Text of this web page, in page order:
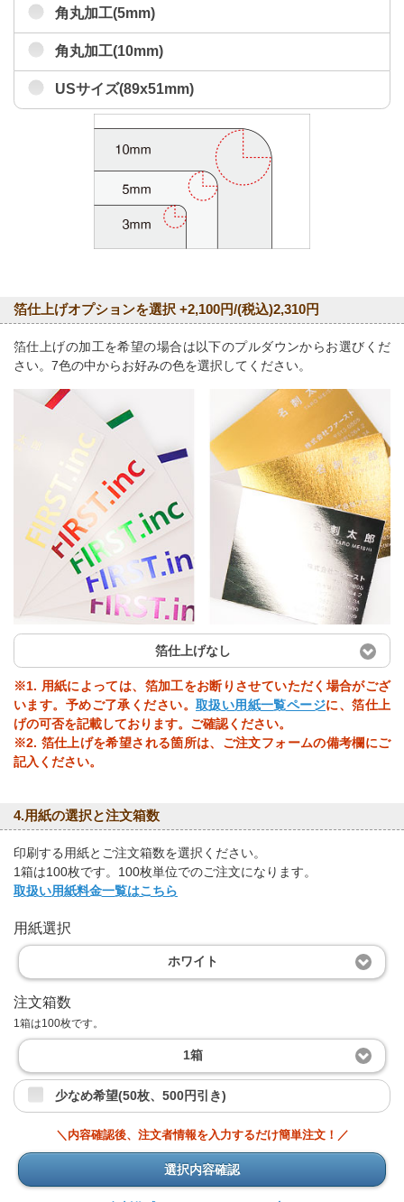
角丸加工(5mm)
角丸加工(10mm)
USサイズ(89x51mm)
箔仕上げオプションを選択 +2,100円/(税込)2,310円
箔仕上げの加工を希望の場合は以下のプルダウンからお選びくだ
さい。7色の中からお好みの色を選択してください。
箔仕上げなし
※1. 用紙によっては、箔加工をお断りさせていただく場合がござ
います。予めご了承ください。 取扱い用紙一覧ページに、箔仕上
げの可否を記載しております。ご確認ください。
※2. 箔仕上げを希望される箇所は、ご注文フォームの備考欄にご
記入ください。
4.用紙の選択と注文箱数
印刷する用紙とご注文箱数を選択ください。
1箱は100枚です。100枚単位でのご注文になります。
取扱い用紙料金一覧はこちら
用紙選択
ホワイト
注文箱数
1箱は100枚です。
1箱
少なめ希望(50枚、500円引き)
＼内容確認後、注文者情報を入力するだけ簡単注文！／
選択内容確認